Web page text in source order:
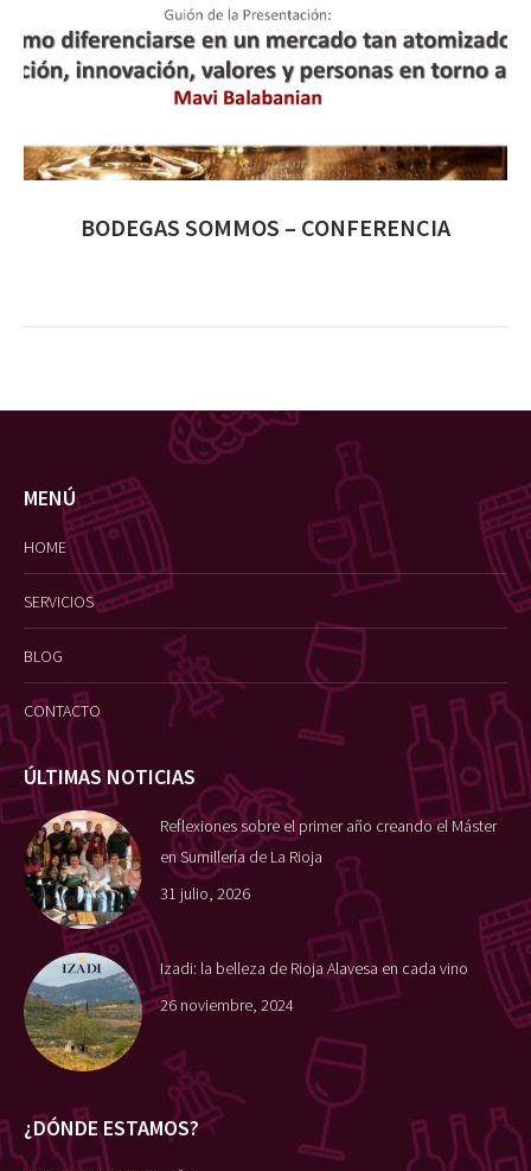
BODEGAS SOMMOS – CONFERENCIA
MENÚ
HOME
SERVICIOS
BLOG
CONTACTO
ÚLTIMAS NOTICIAS
Reflexiones sobre el primer año creando el Máster
en Sumillería de La Rioja
31 julio, 2026
Izadi: la belleza de Rioja Alavesa en cada vino
26 noviembre, 2024
¿DÓNDE ESTAMOS?